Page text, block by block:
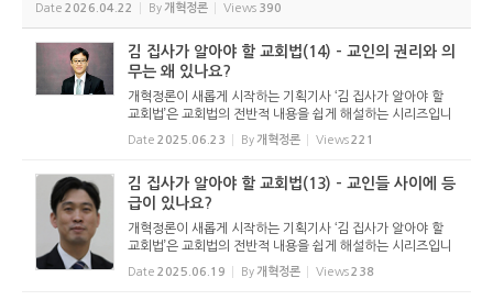
Date 2026.04.22 By 개혁정론 Views 390
김 집사가 알아야 할 교회법(14) - 교인의 권리와 의
무는 왜 있나요?
개혁정론이 새롭게 시작하는 기획기사 ‘김 집사가 알아야 할
교회법’은 교회법의 전반적 내용을 쉽게 해설하는 시리즈입니
다. 기독교보와 함께 진행하는 시리즈로서 여기에 싣는 것은
기독교보의 허락을 받았습니다. 글 내용은 기독교보에 실린
Date 2025.06.23 By 개혁정론 Views221
김 집사가 알아야 할 교회법(13) - 교인들 사이에 등
급이 있나요?
개혁정론이 새롭게 시작하는 기획기사 ‘김 집사가 알아야 할
교회법’은 교회법의 전반적 내용을 쉽게 해설하는 시리즈입니
다. 기독교보와 함께 진행하는 시리즈로서 여기에 싣는 것은
기독교보의 허락을 받았습니다. 글 내용은 기독교보에 실린
Date 2025.06.19 By 개혁정론 Views238